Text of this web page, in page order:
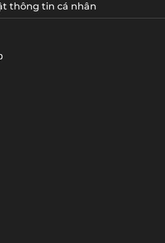
thông tin cá nhân